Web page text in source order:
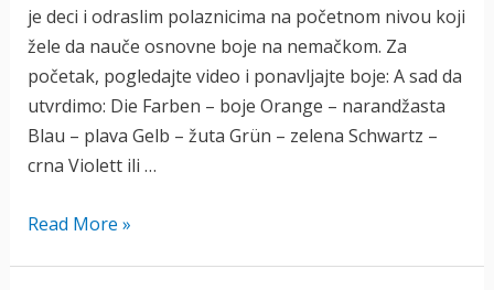
je deci i odraslim polaznicima na početnom nivou koji
žele da nauče osnovne boje na nemačkom. Za
početak, pogledajte video i ponavljajte boje: A sad da
utvrdimo: Die Farben – boje Orange – narandžasta
Blau – plava Gelb – žuta Grün – zelena Schwartz –
crna Violett ili …
Die
Read More »